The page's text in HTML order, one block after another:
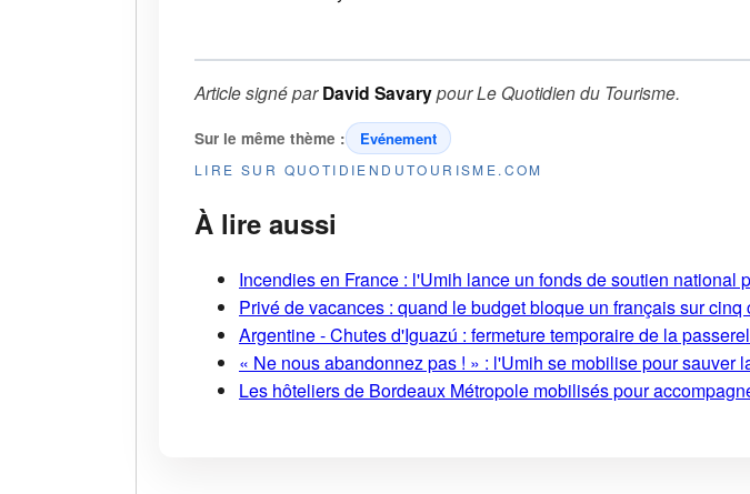
Article signé parDavid SavarypourLe Quotidien du Tourisme.
Sur le même thème : Evénement
LIRE SUR QUOTIDIENDUTOURISME.COM
À lire aussi
Incendies en France : l'Umih lance un fonds de soutien national
Privé de vacances : quand le budget bloque un français sur cinq
Argentine - Chutes d'Iguazú : fermeture temporaire de la
« Ne nous abandonnez pas ! » : l'Umih se mobilise pour sauver
Les hôteliers de Bordeaux Métropole mobilisés pour